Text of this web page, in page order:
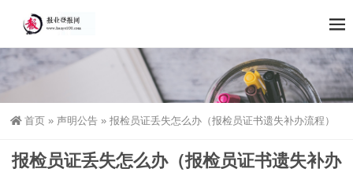
首页 » 声明公告 » 报检员证丢失怎么办（报检员证书遗失补办流程）
报检员证丢失怎么办（报检员证书遗失补办